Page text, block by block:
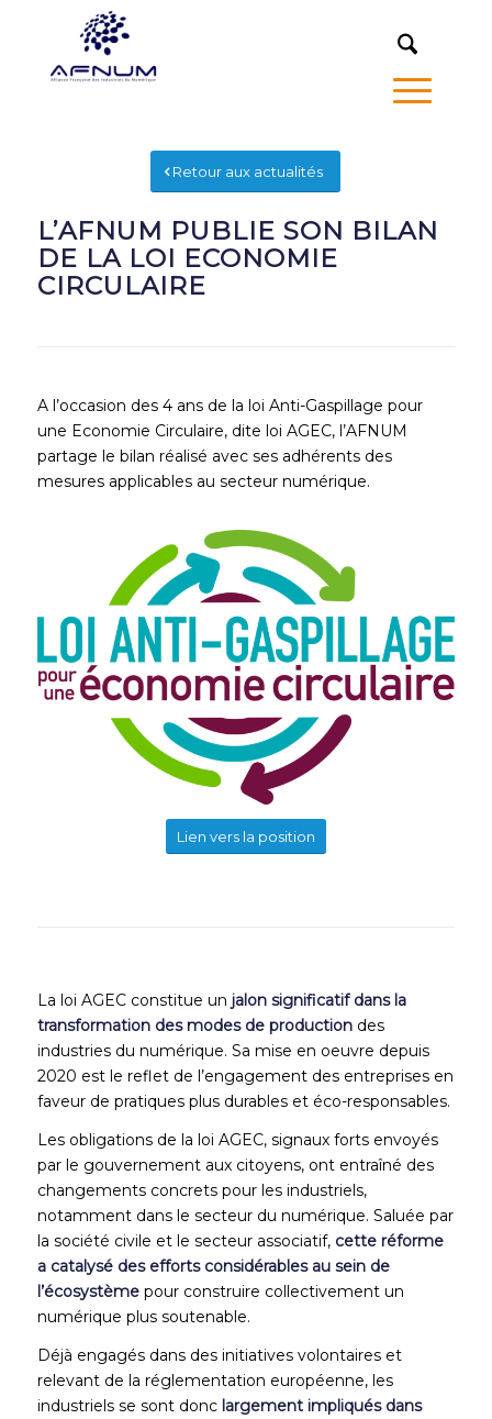
Retour aux actualités
L’AFNUM PUBLIE SON BILAN
DE LA LOI ECONOMIE
CIRCULAIRE
A l’occasion des 4 ans de la loi Anti-Gaspillage pour
une Economie Circulaire, dite loi AGEC, l’AFNUM
partage le bilan réalisé avec ses adhérents des
mesures applicables au secteur numérique.
Lien vers la position
La loi AGEC constitue un jalon significatif dans la
transformation des modes de productiondes
industries du numérique. Sa mise en oeuvre depuis
2020 est le reflet de l’engagement des entreprises en
faveur de pratiques plus durables et éco-responsables.
Les obligations de la loi AGEC, signaux forts envoyés
par le gouvernement aux citoyens, ont entraîné des
changements concrets pour les industriels,
notamment dans le secteur du numérique. Saluée par
la société civile et le secteur associatif, cette réforme
a catalysé des efforts considérables au sein de
l’écosystèmepour construire collectivement un
numérique plus soutenable.
Déjà engagés dans des initiatives volontaires et
relevant de la réglementation européenne, les
industriels se sont donc largement impliqués dans